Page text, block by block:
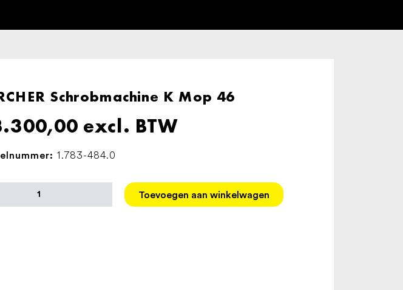
Schrobmachine K Mop 46
excl. BTW
1.783-484.0
Toevoegen aan winkelwagen